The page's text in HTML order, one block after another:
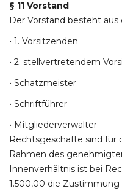
§ 11 Vorstand
Der Vorstand besteht aus
• 1. Vorsitzenden
• 2. stellvertretendem
• Schatzmeister
• Schriftführer
• Mitgliederverwalter
Rechtsgeschäfte sind für
Rahmen des
Innenverhältnis ist bei
1.500,00 die Zustimmung